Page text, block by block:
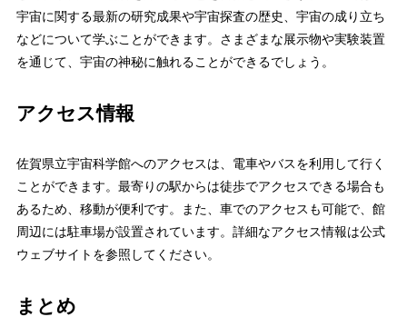
宇宙に関する最新の研究成果や宇宙探査の歴史、宇宙の成り立ち
などについて学ぶことができます。さまざまな展示物や実験装置
を通じて、宇宙の神秘に触れることができるでしょう。
アクセス情報
佐賀県立宇宙科学館へのアクセスは、電車やバスを利用して行く
ことができます。最寄りの駅からは徒歩でアクセスできる場合も
あるため、移動が便利です。また、車でのアクセスも可能で、館
周辺には駐車場が設置されています。詳細なアクセス情報は公式
ウェブサイトを参照してください。
まとめ